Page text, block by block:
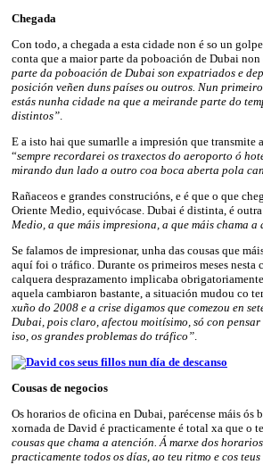
Chegada
Con todo, a chegada a esta cidade non é so un
conta que a maior parte da poboación de Dubai
parte da poboación de Dubai son expatriados e
posición veñen duns países ou outros. Nun
estás nunha cidade na que a meirande parte do
distintos”
E a isto hai que sumarlle a impresión que transmite
“sempre recordarei os traxectos do aeroporto ó
mirando dun lado a outro coa boca aberta pola
Rañaceos e grandes construcións, e é que o que
Oriente Medio, equivócase. Dubai é distinta, é outra
Medio, a que máis impresiona, a que máis chama a
Se falamos de impresionar, unha das cousas que
aquí foi o tráfico. Durante os primeiros meses
calquera desprazamento implicaba
aquela cambiaron bastante, a situación mudou co
xuño do 2008 e a crise digamos que comezou en
Dubai, pois claro, afectou moitísimo, só con
iso, os grandes problemas do tráfico”
Cousas de negocios
Os horarios de oficina en Dubai, parécense máis
xornada de David é practicamente é total xa que o
cousas que chama a atención. Á marxe dos
practicamente todos os días, ao teu ritmo e cos